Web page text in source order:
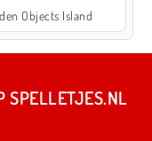
Objects Island
SPELLETJES.NL